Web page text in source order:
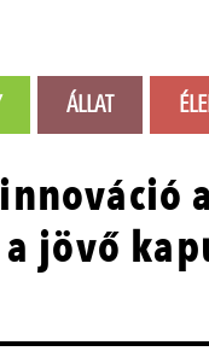
ÁLLAT
jövő